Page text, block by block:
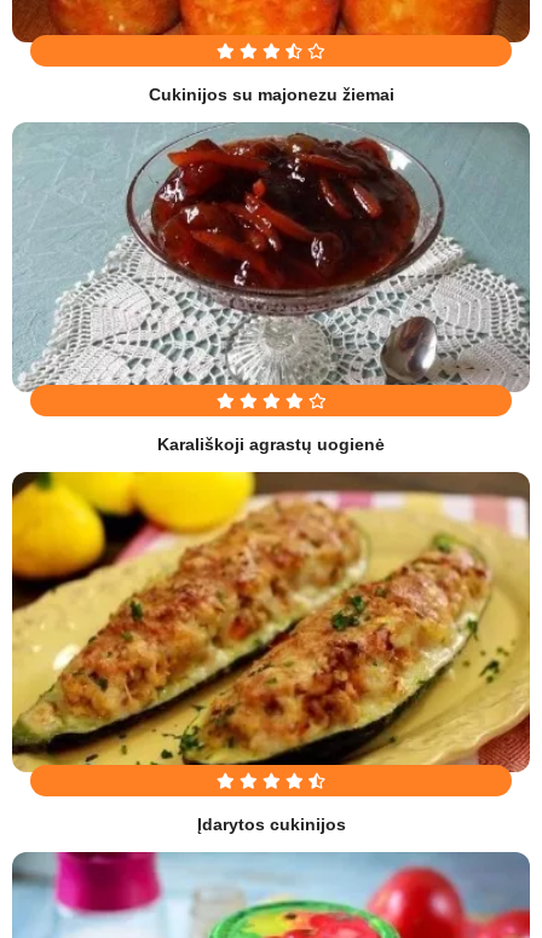
Cukinijos su majonezu žiemai
Karališkoji agrastų uogienė
Įdarytos cukinijos